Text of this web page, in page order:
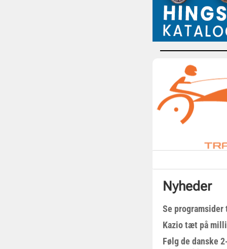
Nyheder
Se
Kazio tæt på
Følg de danske